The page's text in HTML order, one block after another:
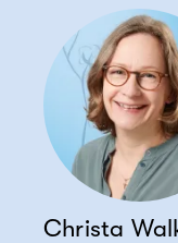
Christa